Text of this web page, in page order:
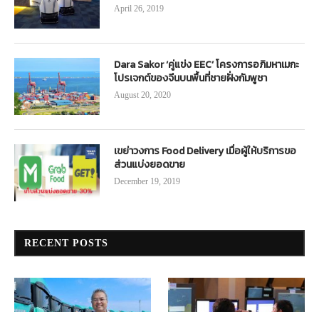
April 26, 2019
Dara Sakor ‘คู่แข่ง EEC’ โครงการอภิมหาเมกะ
โปรเจกต์ของจีนบนพื้นที่ชายฝั่งกัมพูชา
August 20, 2020
เขย่าวงการ Food Delivery เมื่อผู้ให้บริการขอ
ส่วนแบ่งยอดขาย
December 19, 2019
RECENT POSTS